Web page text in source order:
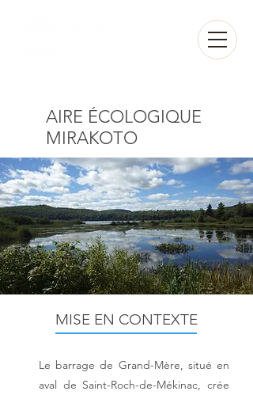
AIRE ÉCOLOGIQUE
MIRAKOTO
MISE EN CONTEXTE
Le barrage de Grand-Mère, situé en
aval de Saint-Roch-de-Mékinac, crée